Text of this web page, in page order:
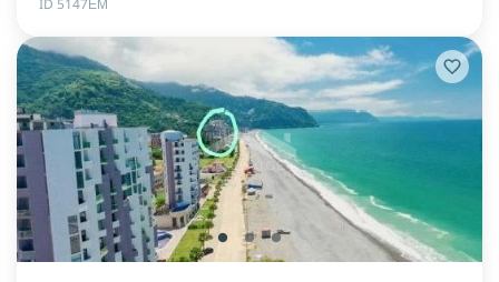
ID 5147ЕМ
lens lens lens